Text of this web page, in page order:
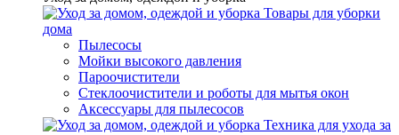
Товары для уборки
дома
Пылесосы
Мойки высокого давления
Пароочистители
Стеклоочистители и роботы для мытья окон
Аксессуары для пылесосов
Техника для ухода за